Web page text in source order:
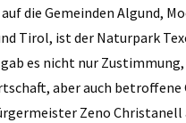
die Gemeinden Algund,
Tirol, ist der Naturpark
es nicht nur
aber auch
Zeno Christanell